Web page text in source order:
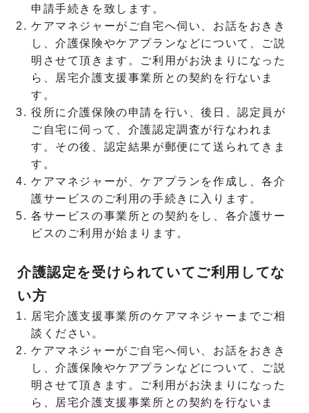
申請手続きを致します。
ケアマネジャーがご自宅へ伺い、お話をおきき
し、介護保険やケアプランなどについて、ご説
明させて頂きます。ご利用がお決まりになった
ら、居宅介護支援事業所との契約を行ないま
す。
役所に介護保険の申請を行い、後日、認定員が
ご自宅に伺って、介護認定調査が行なわれま
す。その後、認定結果が郵便にて送られてきま
す。
ケアマネジャーが、ケアプランを作成し、各介
護サービスのご利用の手続きに入ります。
各サービスの事業所との契約をし、各介護サー
ビスのご利用が始まります。
介護認定を受けられていてご利用してな
い方
居宅介護支援事業所のケアマネジャーまでご相
談ください。
ケアマネジャーがご自宅へ伺い、お話をおきき
し、介護保険やケアプランなどについて、ご説
明させて頂きます。ご利用がお決まりになった
ら、居宅介護支援事業所との契約を行ないま